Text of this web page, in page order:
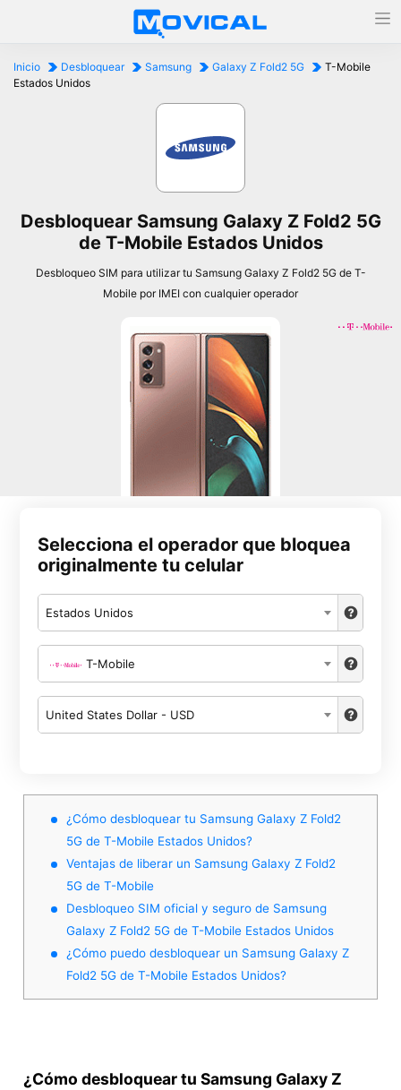
Inicio Desbloquear Samsung Galaxy Z Fold2 5G
T-Mobile
Estados Unidos
Desbloquear Samsung Galaxy Z Fold2 5G
de T-Mobile Estados Unidos
Desbloqueo SIM para utilizar tu Samsung Galaxy Z Fold2 5G de T-
Mobile por IMEI con cualquier operador
Selecciona el operador que bloquea
originalmente tu celular
Estados Unidos
T-Mobile
United States Dollar - USD
¿Cómo desbloquear tu Samsung Galaxy Z Fold2
5G de T-Mobile Estados Unidos?
Ventajas de liberar un Samsung Galaxy Z Fold2
5G de T-Mobile
Desbloqueo SIM oficial y seguro de Samsung
Galaxy Z Fold2 5G de T-Mobile Estados Unidos
¿Cómo puedo desbloquear un Samsung Galaxy Z
Fold2 5G de T-Mobile Estados Unidos?
¿Cómo desbloquear tu Samsung Galaxy Z